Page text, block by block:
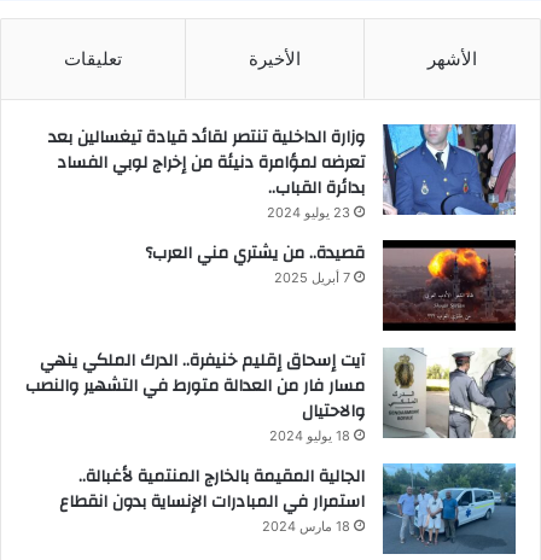
الأشهر الأخيرة تعليقات
وزارة الداخلية تنتصر لقائد قيادة تيغسالين بعد
تعرضه لمؤامرة دنيئة من إخراج لوبي الفساد
بدائرة القباب..
23 يوليو 2024
قصيدة.. من يشتري مني العرب؟
7 أبريل 2025
آيت إسحاق إقليم خنيفرة.. الدرك الملكي ينهي
مسار فار من العدالة متورط في التشهير والنصب
والاحتيال
18 يوليو 2024
الجالية المقيمة بالخارج المنتمية لأغبالة..
استمرار في المبادرات الإنساية بدون انقطاع
18 مارس 2024